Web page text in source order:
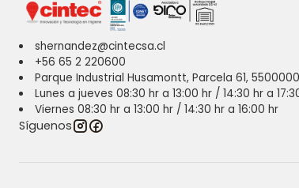
shernandez@cintecsa.cl
+56 65 2 220600
Parque Industrial Husamontt, Parcela 61,
Lunes a jueves 08:30 hr a 13:00 hr / 14:30 hr a
Viernes 08:30 hr a 13:00 hr / 14:30 hr a 16:00 hr
Síguenos